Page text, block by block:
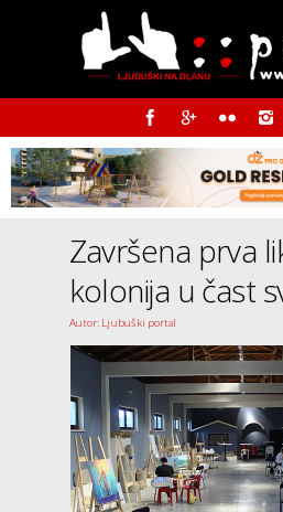
Završena prva
kolonija u čast
Autor: Ljubuški portal